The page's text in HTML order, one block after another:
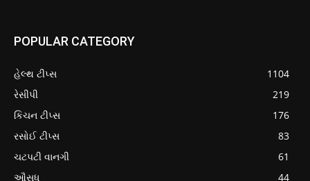
POPULAR CATEGORY
હેલ્થ ટીપ્સ
1104
રેસીપી
219
કિચન ટીપ્સ
176
રસોઈ ટીપ્સ
83
ચટપટી વાનગી
61
ઔસધ
44